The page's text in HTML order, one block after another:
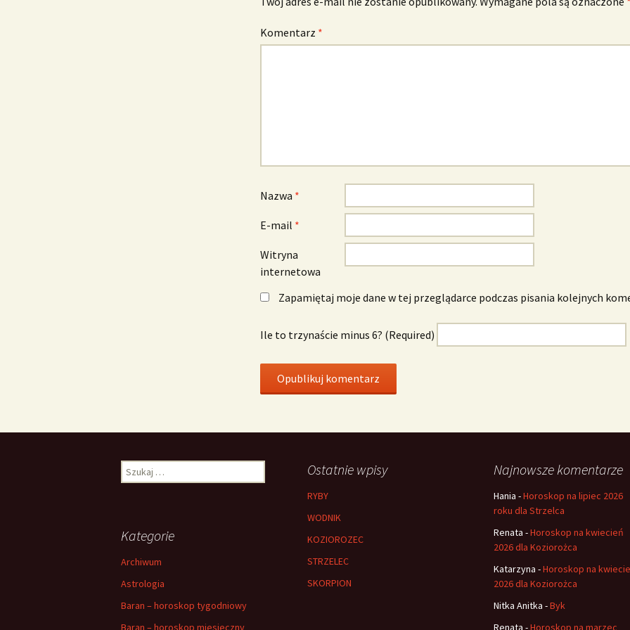
Komentarz *
Nazwa *
E-mail *
Witryna
internetowa
Zapamiętaj moje dane w tej przeglądarce podczas pisania kolejnych
Ile to trzynaście minus 6? (Required)
Szukaj: Ostatnie wpisy
RYBY
WODNIK
KOZIOROZEC
STRZELEC
SKORPION
Najnowsze komentarze
Hania -Horoskop na lipiec 2026
roku dla Strzelca
Renata -Horoskop na kwiecień
2026 dla Koziorożca
Katarzyna -Horoskop na
2026 dla Koziorożca
Nitka Anitka -Byk
Renata -Horoskop na marzec
Kategorie
Archiwum
Astrologia
Baran – horoskop tygodniowy
Baran – horoskop miesieczny